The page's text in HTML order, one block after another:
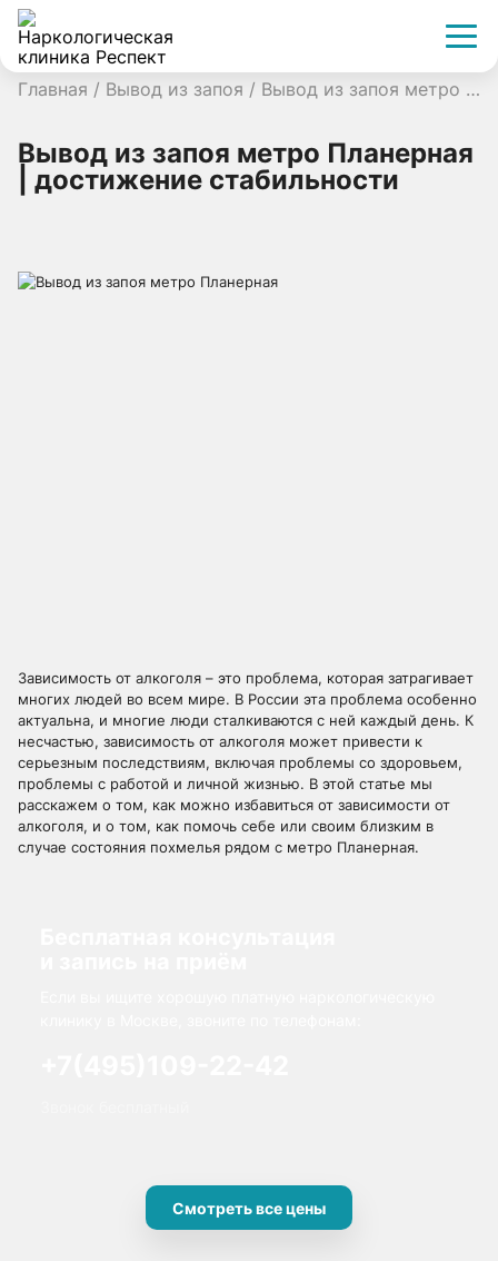
Главная / Вывод из запоя / Вывод из запоя метро Планерная | достижение стабильности
Вывод из запоя метро Планерная
| достижение стабильности
Зависимость от алкоголя – это проблема, которая затрагивает
многих людей во всем мире. В России эта проблема особенно
актуальна, и многие люди сталкиваются с ней каждый день. К
несчастью, зависимость от алкоголя может привести к
серьезным последствиям, включая проблемы со здоровьем,
проблемы с работой и личной жизнью. В этой статье мы
расскажем о том, как можно избавиться от зависимости от
алкоголя, и о том, как помочь себе или своим близким в
случае состояния похмелья рядом с метро Планерная.
Смотреть все цены